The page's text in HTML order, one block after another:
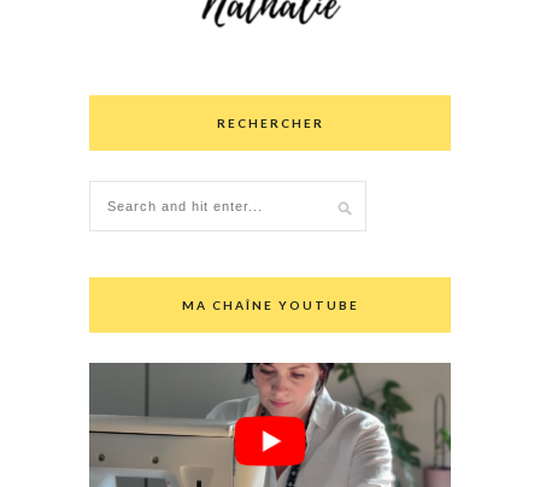
RECHERCHER
MA CHAÎNE YOUTUBE